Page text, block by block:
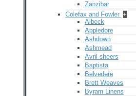
Zanzibar
Colefax and Fowler +
Albeck
Appledore
Ashdown
Ashmead
Avril sheers
Baptista
Belvedere
Brett Weaves
Byram Linens